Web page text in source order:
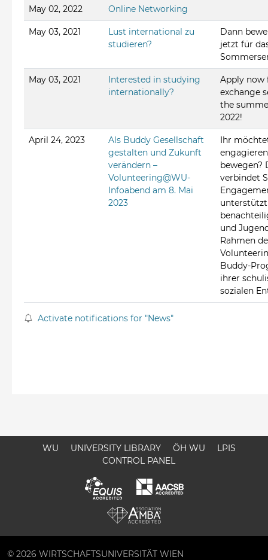
May 02, 2022 Online Networking
May 03, 2021
Lust international zu
studieren?
Dann
jetzt für
May 03, 2021
Interested in studying
internationally?
Apply now
exchange
the
2022!
April 24, 2023
Als Buddy Gesellschaft
gestalten und Zukunft
verändern –
Volunteering@WU-
Infoabend am 8. Mai
2023
Ihr
bewegen?
verbindet
und
Rahmen
Buddy-
ihrer
sozialen
Activate notifications for "News"
WU UNIVERSITY LIBRARY ÖH WU
LPIS
CONTROL PANEL
© 2026 WIRTSCHAFTSUNIVERSITÄT WIEN